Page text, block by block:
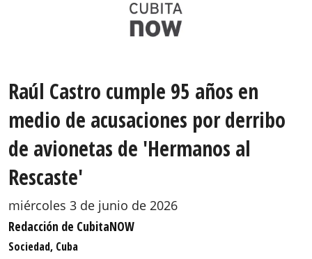
Raúl Castro cumple 95 años en
medio de acusaciones por derribo
de avionetas de 'Hermanos al
Rescaste'
miércoles 3 de junio de 2026
Redacción de CubitaNOW
Sociedad, Cuba